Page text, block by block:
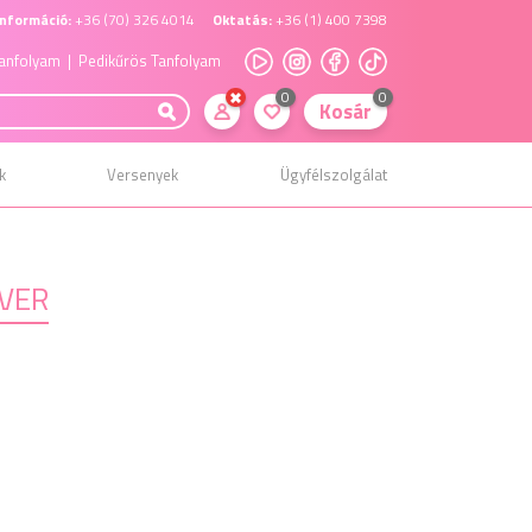
+36 (70) 326 4014 Oktatás: +36 (1) 400 7398
| Pedikűrös Tanfolyam
0 Kosár 0
Versenyek Ügyfélszolgálat